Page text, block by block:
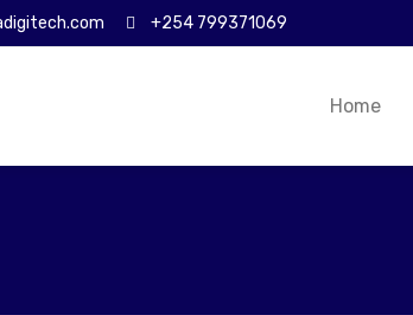
+254 799371069
Home